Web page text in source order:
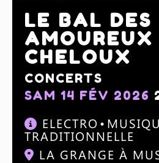
LE BAL DES
AMOUREUX
CHELOUX
CONCERTS
SAM 14 FÉV 2026
ELECTRO
TRADITIONNELLE
LA GRANGE À